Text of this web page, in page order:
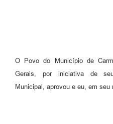
O Povo do Município de
Gerais, por iniciativa de
Municipal, aprovou e eu, em